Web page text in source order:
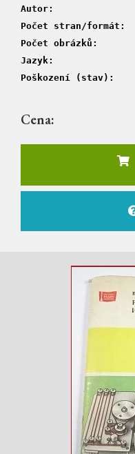
Autor:
Počet stran/formát:
Počet obrázků:
Jazyk:
Poškození (stav):
Cena: